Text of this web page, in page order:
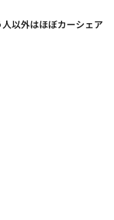
以外はほぼカーシェア